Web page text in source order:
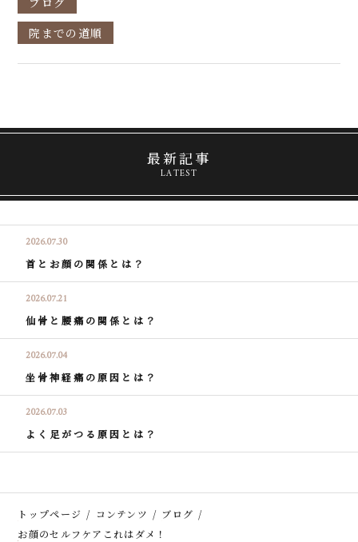
院までの道順
最新記事
LATEST
2026.07.30
首とお顔の関係とは？
2026.07.21
仙骨と腰痛の関係とは？
2026.07.04
坐骨神経痛の原因とは？
2026.07.03
よく足がつる原因とは？
トップページ コンテンツ
ブログ
お顔のセルフケアこれはダメ！